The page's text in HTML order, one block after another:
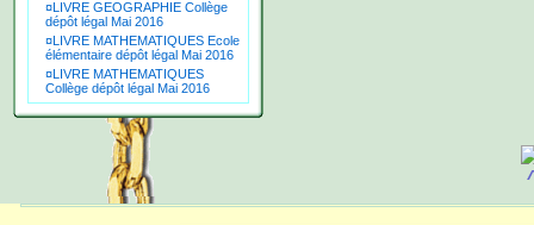
¤LIVRE GEOGRAPHIE Collège
dépôt légal Mai 2016
¤LIVRE MATHEMATIQUES Ecole
élémentaire dépôt légal Mai 2016
¤LIVRE MATHEMATIQUES
Collège dépôt légal Mai 2016